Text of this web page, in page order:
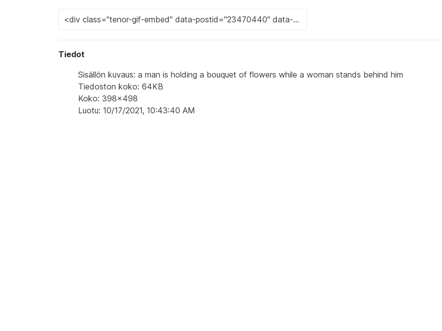
Tiedot
Sisällön kuvaus: a man is holding a bouquet of flowers while a woman stands behind him
Tiedoston koko: 64KB
Koko: 398x498
Luotu: 10/17/2021, 10:43:40 AM